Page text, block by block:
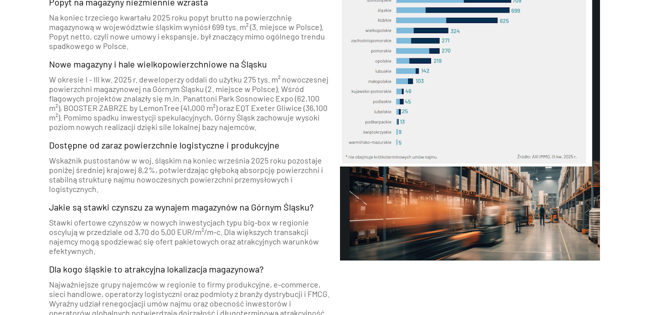
Na koniec trzeciego kwartału 2025 roku popyt brutto na powierzchnię
magazynową w województwie śląskim wyniósł 699 tys. m² (3. miejsce w Polsce).
Popyt netto, czyli nowe umowy i ekspansje, był znaczący mimo ogólnego trendu
spadkowego w Polsce.
Nowe magazyny i hale wielkopowierzchniowe na Śląsku
W okresie I - III kw. 2025 r. deweloperzy oddali do użytku 275 tys. m² nowoczesnej
powierzchni magazynowej na Górnym Śląsku (2. miejsce w Polsce). Wśród
flagowych projektów znalazły się m.in. Panattoni Park Sosnowiec Expo (62,100
m²), BOOSTER ZABRZE by LemonTree (41,000 m²) oraz EQT Exeter Gliwice (36,100
m²). Pomimo spadku inwestycji spekulacyjnych, Górny Śląsk zachowuje wysoki
poziom nowych realizacji dzięki sile lokalnej bazy najemców.
Dostępne od zaraz powierzchnie logistyczne i produkcyjne
Wskaźnik pustostanów w woj. śląskim na koniec września 2025 roku pozostaje
poniżej średniej krajowej 8,2%, potwierdzając głęboką absorpcję powierzchni i
stabilną strukturę najmu nowoczesnych powierzchni przemysłowych i
logistycznych.
Jakie są stawki czynszu za wynajem magazynów na Górnym Śląsku?
Stawki ofertowe czynszów w nowych inwestycjach typu big-box w regionie
oscylują w przedziale od 3,70 do 5,00 EUR/m²/m-c. Dla większych transakcji
najemcy mogą spodziewać się ofert pakietowych oraz atrakcyjnych warunków
efektywnych.
Dla kogo śląskie to atrakcyjna lokalizacja magazynowa?
Najważniejsze grupy najemców w regionie to firmy produkcyjne, e-commerce,
sieci handlowe, operatorzy logistyczni oraz podmioty z branży dystrybucji i FMCG.
Wyraźny udział renegocjacji umów najmu oraz obecność inwestorów i
operatorów globalnych potwierdzają dojrzałość i długoterminową atrakcyjność